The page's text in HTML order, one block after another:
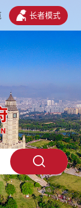
长者模式